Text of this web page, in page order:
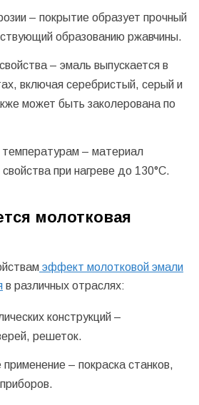
– покрытие образует прочный
образованию ржавчины.
– эмаль выпускается в
включая серебристый, серый и
может быть заколерована по
температурам – материал
при нагреве до 130°C.
молотковая
эффект молотковой эмали
в различных отраслях:
конструкций –
решеток.
– покраска станков,